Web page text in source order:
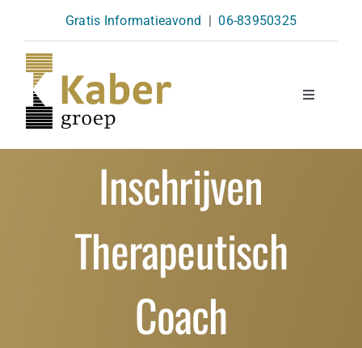
content
Gratis Informatieavond | 06-83950325
Toggle
Opleidingen
Agenda
Over Ons
Kennisbank
Inschrijven
Therapeutisch
Coach